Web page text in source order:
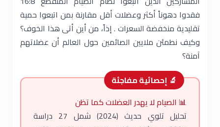
فقدوا دهوناً أكثر وعضلات أقل مقارنة بمن اتبعوا حمية
تقليدية منخفضة السعرات . إذاً، من أين أتى هذا الخوف؟
وكيف نطمئن ملايين الصائمين حول العالم أن عضلاتهم
آمنة؟
🔬 إحصائية مفاجئة
📊 الصيام لا يهدر العضلات كما تظن
تحليل تلوي حديث (2024) شمل 27 دراسة